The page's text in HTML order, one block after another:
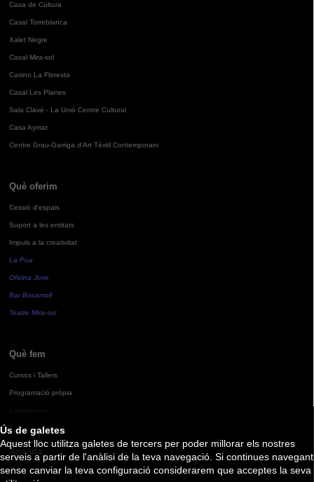
Ús de galetes
Aquest lloc utilitza galetes de tercers per poder millorar els nostres
serveis a partir de l'anàlisi de la teva navegació. Si continues navegant
sense canviar la teva configuració considerarem que acceptes la seva
Casa de Cultura
Casal Torreblanca
Xalet Negre
Casal Mira-sol
Casino La Floresta
Casal Les Planes
Sala Clavé - La Unió Centre Cultural
Casa Aymat
Centre Grau-Garriga d'Art Tèxtil Contemporani
Què oferim
Cessió d'espais
Suport a les entitats
Impuls a la creativitat
La Pua
Oficina Jove
Bar Bocamoll
Teatre Mira-sol
Què fem
Cursos i Tallers
Programació pròpia
Agenda